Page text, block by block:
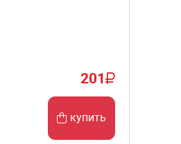
201
купить